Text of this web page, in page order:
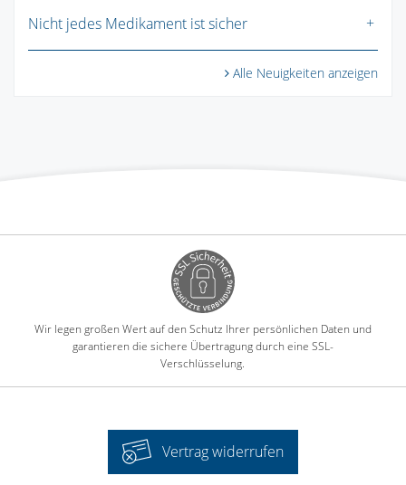
Nicht jedes Medikament ist sicher
Alle Neuigkeiten anzeigen
Wir legen großen Wert auf den Schutz Ihrer persönlichen Daten und
garantieren die sichere Übertragung durch eine SSL-
Verschlüsselung.
Vertrag widerrufen